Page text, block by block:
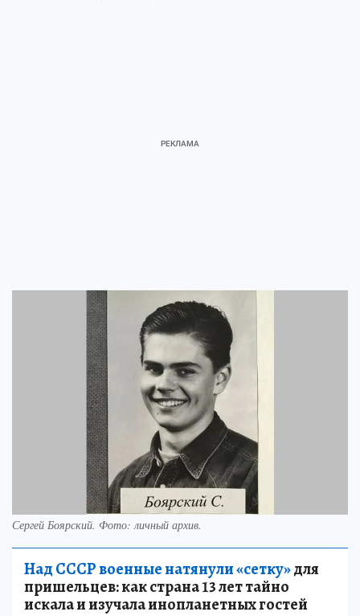
Сергей Боярский. Фото: личный архив.
Над СССР военные натянули «сетку»для
пришельцев: как страна 13 лет тайно
искала и изучала инопланетных гостей